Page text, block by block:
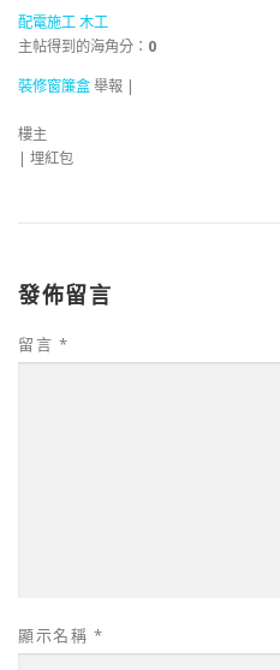
配電施工木工
主帖得到的海角分： 0
裝修窗簾盒舉報 |
樓主
| 埋紅包
發佈留言
留言 *
顯示名稱 *